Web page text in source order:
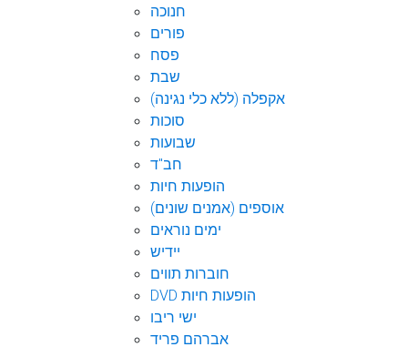
חנוכה
פורים
פסח
שבת
אקפלה (ללא כלי נגינה)
סוכות
שבועות
חב"ד
הופעות חיות
אוספים (אמנים שונים)
ימים נוראים
יידיש
חוברות תווים
DVD הופעות חיות
ישי ריבו
אברהם פריד